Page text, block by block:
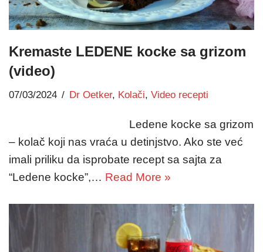
Kremaste LEDENE kocke sa grizom
(video)
07/03/2024 Dr Oetker, Kolači, Video recepti
Ledene kocke sa grizom
– kolač koji nas vraća u detinjstvo. Ako ste već
imali priliku da isprobate recept sa sajta za
“Ledene kocke”,… Read More »